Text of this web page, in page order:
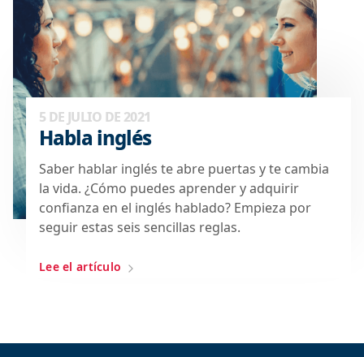
5 DE JULIO DE 2021
Habla inglés
Saber hablar inglés te abre puertas y te cambia
la vida. ¿Cómo puedes aprender y adquirir
confianza en el inglés hablado? Empieza por
seguir estas seis sencillas reglas.
Lee el artículo